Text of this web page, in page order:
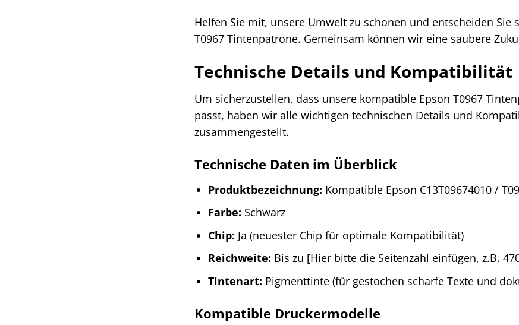
Helfen Sie mit, unsere Umwelt zu schonen und entscheiden Sie
T0967 Tintenpatrone. Gemeinsam können wir eine saubere
Technische Details und Kompatibilität
Um sicherzustellen, dass unsere kompatible Epson T0967
passt, haben wir alle wichtigen technischen Details und
zusammengestellt.
Technische Daten im Überblick
Produktbezeichnung: Kompatible Epson C13T09674010 /
Farbe: Schwarz
Chip: Ja (neuester Chip für optimale Kompatibilität)
Reichweite: Bis zu [Hier bitte die Seitenzahl einfügen, z.B.
Tintenart: Pigmenttinte (für gestochen scharfe Texte und
Kompatible Druckermodelle